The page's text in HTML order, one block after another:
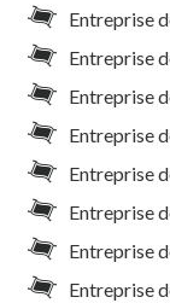
Entreprise
Entreprise
Entreprise
Entreprise
Entreprise
Entreprise
Entreprise
Entreprise